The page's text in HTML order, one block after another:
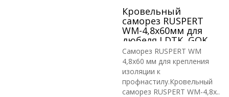
Кровельный
саморез RUSPERT
WM-4,8х60мм для
дюбеля LDTK, GOK,
RIF
Саморез RUSPERT WM
4,8х60 мм для крепления
изоляции к
профнастилу.Кровельный
саморез RUSPERT WM-4,8х..